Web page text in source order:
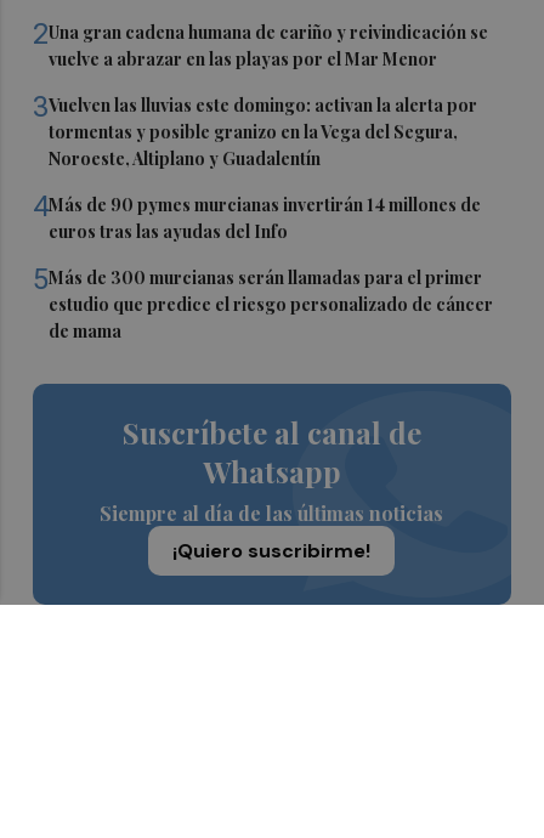
2Una gran cadena humana de cariño y reivindicación se
vuelve a abrazar en las playas por el Mar Menor
3Vuelven las lluvias este domingo: activan la alerta por
tormentas y posible granizo en la Vega del Segura,
Noroeste, Altiplano y Guadalentín
4Más de 90 pymes murcianas invertirán 14 millones de
euros tras las ayudas del Info
5Más de 300 murcianas serán llamadas para el primer
estudio que predice el riesgo personalizado de cáncer
de mama
Suscríbete al canal de
Whatsapp
Siempre al día de las últimas noticias
¡Quiero suscribirme!